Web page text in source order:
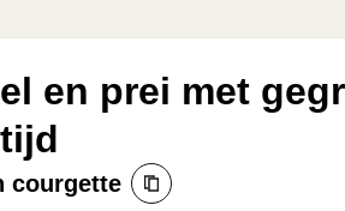
en prei met
courgette